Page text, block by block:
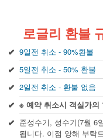
로글리 환불
9일전 취소 - 90%환불
5일전 취소 - 50% 환불
2일전 취소 - 환불 없음
※ 예약 취소시 객실가의
준성수기, 성수기(7월 6
됩니다. 이점 양해 부탁